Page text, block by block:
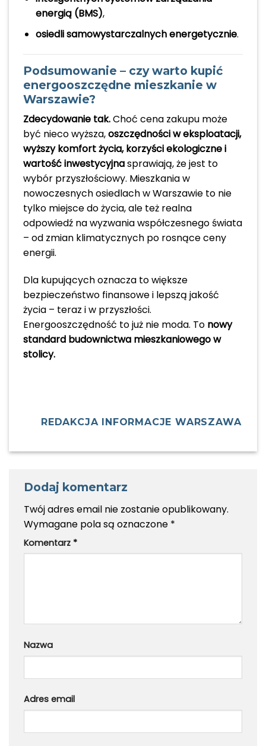
energią (BMS),
osiedli samowystarczalnych energetycznie.
Podsumowanie – czy warto kupić
energooszczędne mieszkanie w
Warszawie?
Zdecydowanie tak.Choć cena zakupu może
być nieco wyższa,oszczędności w eksploatacji,
wyższy komfort życia, korzyści ekologiczne i
wartość inwestycyjnasprawiają, że jest to
wybór przyszłościowy. Mieszkania w
nowoczesnych osiedlach w Warszawie to nie
tylko miejsce do życia, ale też realna
odpowiedź na wyzwania współczesnego świata
– od zmian klimatycznych po rosnące ceny
energii.
Dla kupujących oznacza to większe
bezpieczeństwo finansowe i lepszą jakość
życia – teraz i w przyszłości.
Energooszczędność to już nie moda. To nowy
standard budownictwa mieszkaniowego w
stolicy.
REDAKCJA INFORMACJE WARSZAWA
Dodaj komentarz
Twój adres email nie zostanie opublikowany.
Wymagane pola są oznaczone *
Komentarz *
Nazwa
Adres email